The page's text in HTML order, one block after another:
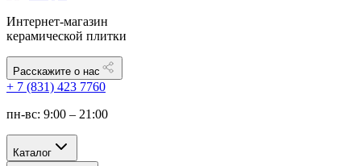
Интернет-магазин
керамической плитки
Расскажите о нас
+ 7 (831) 423 7760
пн-вс: 9:00 – 21:00
Каталог